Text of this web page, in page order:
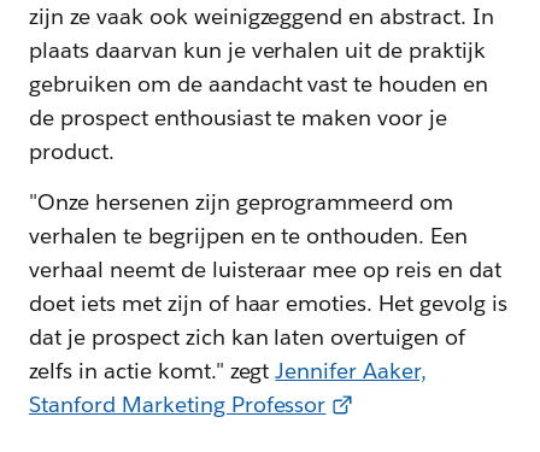
zijn ze vaak ook weinigzeggend en abstract. In
plaats daarvan kun je verhalen uit de praktijk
gebruiken om de aandacht vast te houden en
de prospect enthousiast te maken voor je
product.
"Onze hersenen zijn geprogrammeerd om
verhalen te begrijpen en te onthouden. Een
verhaal neemt de luisteraar mee op reis en dat
doet iets met zijn of haar emoties. Het gevolg is
dat je prospect zich kan laten overtuigen of
zelfs in actie komt." zegtJennifer Aaker,
Stanford Marketing Professor